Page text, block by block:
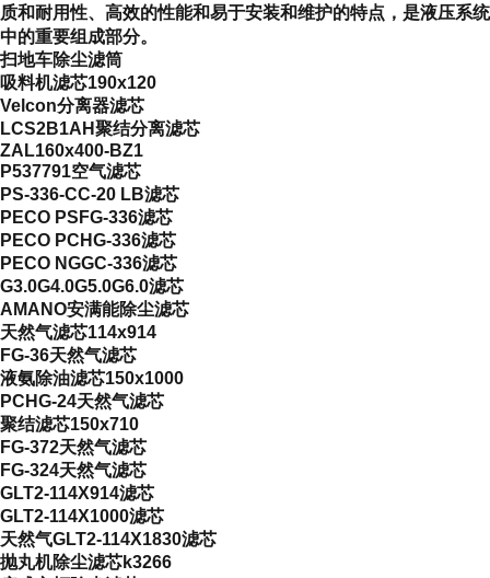
质和耐用性、高效的性能和易于安装和维护的特点，是液压系统
中的重要组成部分。
扫地车除尘滤筒
吸料机滤芯190x120
Velcon分离器滤芯
LCS2B1AH聚结分离滤芯
ZAL160x400-BZ1
P537791空气滤芯
PS-336-CC-20 LB滤芯
PECO PSFG-336滤芯
PECO PCHG-336滤芯
PECO NGGC-336滤芯
G3.0G4.0G5.0G6.0滤芯
AMANO安满能除尘滤芯
天然气滤芯114x914
FG-36天然气滤芯
液氨除油滤芯150x1000
PCHG-24天然气滤芯
聚结滤芯150x710
FG-372天然气滤芯
FG-324天然气滤芯
GLT2-114X914滤芯
GLT2-114X1000滤芯
天然气GLT2-114X1830滤芯
抛丸机除尘滤芯k3266